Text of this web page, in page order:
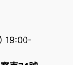
19:00-